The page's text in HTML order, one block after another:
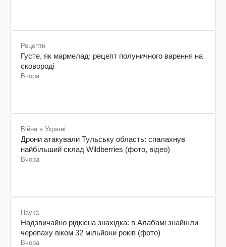
Рецепти
Густе, як мармелад: рецепт полуничного варення на
сковороді
Вчора
Війна в Україні
Дрони атакували Тульську область: спалахнув
найбільший склад Wildberries (фото, відео)
Вчора
Наука
Надзвичайно рідкісна знахідка: в Алабамі знайшли
черепаху віком 32 мільйони років (фото)
Вчора